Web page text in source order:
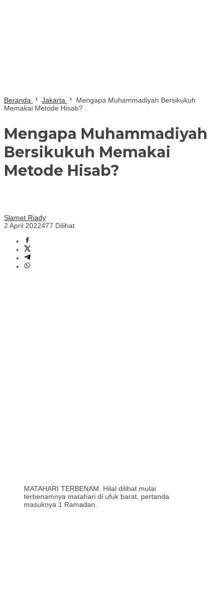
Beranda Jakarta
Mengapa Muhammadiyah Bersikukuh
Memakai Metode Hisab?
Mengapa Muhammadiyah
Bersikukuh Memakai
Metode Hisab?
Slamet Riady
2 April 2022477 Dilihat
MATAHARI TERBENAM. Hilal dilihat mulai
terbenamnya matahari di ufuk barat, pertanda
masuknya 1 Ramadan.